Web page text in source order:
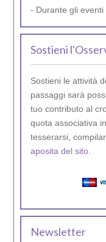
- Durante gli
Sostieni
Sostieni le attività
passaggi sarà
tuo contributo al
quota associativa
tesserarsi,
aposita del sito.
Newsletter